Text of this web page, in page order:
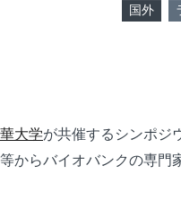
国外
大学が共催するシンポジ
からバイオバンクの専門